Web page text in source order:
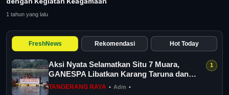
Tangerang Raya
Pendidikan
Politik
1 tahun yang lalu
FreshNews Rekomendasi Hot Today
Aksi Nyata Selamatkan Situ 7 Muara,
GANESPA Libatkan Karang Taruna dan
Komunitas
TANGERANG RAYA • Adm •